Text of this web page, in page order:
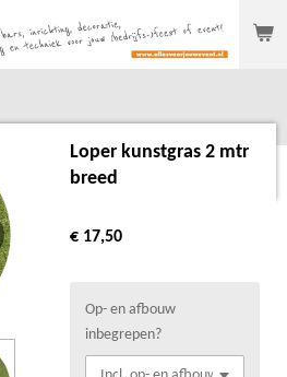
Loper kunstgras 2 mtr
breed
€ 17,50
Op- en afbouw
inbegrepen?